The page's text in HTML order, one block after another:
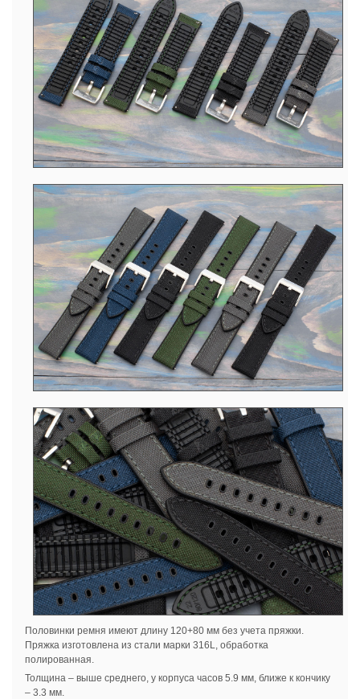
Половинки ремня имеют длину 120+80 мм без учета пряжки.
Пряжка изготовлена из стали марки 316L, обработка
полированная.
Толщина – выше среднего, у корпуса часов 5.9 мм, ближе к кончику
– 3.3 мм.